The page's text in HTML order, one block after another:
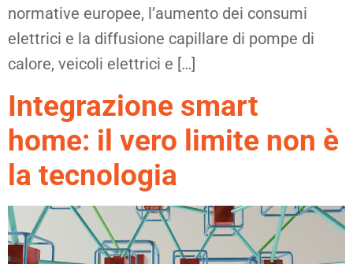
normative europee, l’aumento dei consumi
elettrici e la diffusione capillare di pompe di
calore, veicoli elettrici e […]
Integrazione smart
home: il vero limite non è
la tecnologia